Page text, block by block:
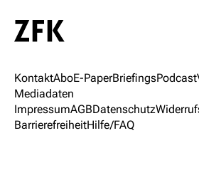
KontaktAboE-PaperBriefingsPodcast
Mediadaten
ImpressumAGBDatenschutz
BarrierefreiheitHilfe/FAQ